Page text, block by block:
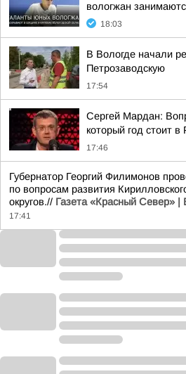
вологжан
18:03
В Вологде начали
Петрозаводскую
17:54
Сергей Мардан:
который год стоит в
17:46
Губернатор Георгий Филимонов
по вопросам развития
округов.// Газета «Красный Север» |
17:41